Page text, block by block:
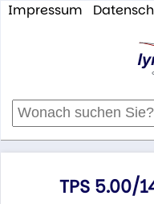
Impressum
TPS 5.00/